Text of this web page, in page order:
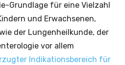
Grundlage für eine Vielzahl
und Erwachsenen,
der Lungenheilkunde, der
vor allem
Indikationsbereich für